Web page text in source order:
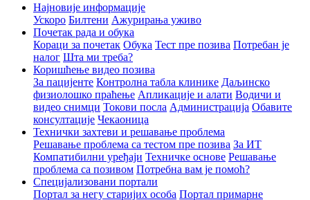
Најновије информације
Ускоро Билтени Ажурирања уживо
Почетак рада и обука
Кораци за почетак Обука Тест пре позива Потребан је
налог Шта ми треба?
Коришћење видео позива
За пацијенте Контролна табла клинике Даљинско
физиолошко праћење Апликације и алати Водичи и
видео снимци Токови посла Администрација Обавите
консултације Чекаоница
Технички захтеви и решавање проблема
Решавање проблема са тестом пре позива За ИТ
Компатибилни уређаји Техничке основе Решавање
проблема са позивом Потребна вам је помоћ?
Специјализовани портали
Портал за негу старијих особа Портал примарне